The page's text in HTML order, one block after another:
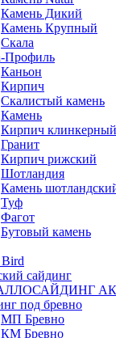
Камень Дикий
Камень Крупный
Скала
Профиль
Каньон
Кирпич
Скалистый камень
Камень
Кирпич клинкерный
Гранит
Кирпич рижский
Шотландия
Камень
Туф
Фагот
Бутовый камень
сайдинг
под бревно
МП Бревно
КМ Бревно